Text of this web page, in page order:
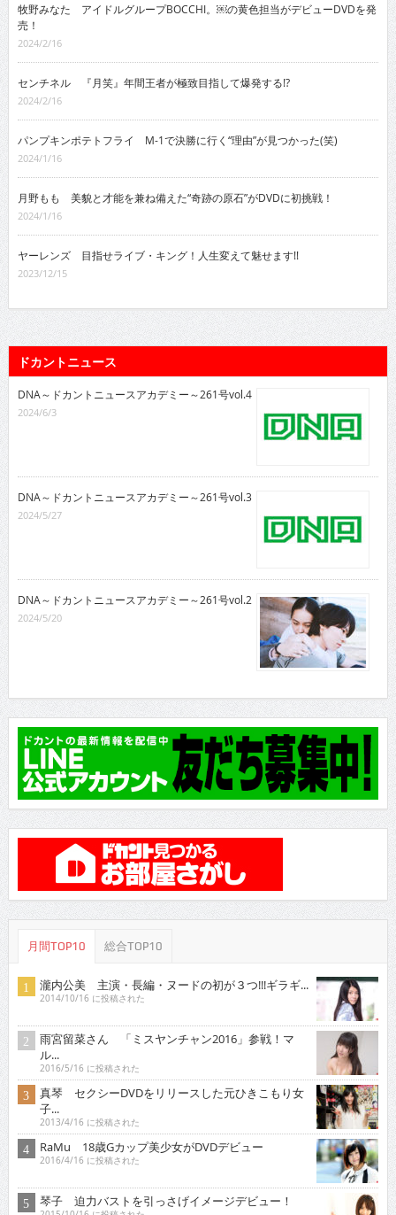
牧野みなた アイドルグループBOCCHI。￼の黄色担当がデビューDVDを発
売！
2024/2/16
センチネル 『月笑』年間王者が極致目指して爆発する!?
2024/2/16
パンプキンポテトフライ M-1で決勝に行く“理由”が見つかった(笑)
2024/1/16
月野もも 美貌と才能を兼ね備えた“奇跡の原石”がDVDに初挑戦！
2024/1/16
ヤーレンズ 目指せライブ・キング！人生変えて魅せます!!
2023/12/15
ドカントニュース
DNA～ドカントニュースアカデミー～261号vol.4
2024/6/3
DNA～ドカントニュースアカデミー～261号vol.3
2024/5/27
DNA～ドカントニュースアカデミー～261号vol.2
2024/5/20
月間TOP10 総合TOP10
瀧内公美 主演・長編・ヌードの初が３つ!!!ギラギ...
2014/10/16 に投稿された
雨宮留菜さん 「ミスヤンチャン2016」参戦！マ
ル...
2016/5/16 に投稿された
真琴 セクシーDVDをリリースした元ひきこもり女
子...
2013/4/16 に投稿された
RaMu 18歳Gカップ美少女がDVDデビュー
2016/4/16 に投稿された
琴子 迫力バストを引っさげイメージデビュー！